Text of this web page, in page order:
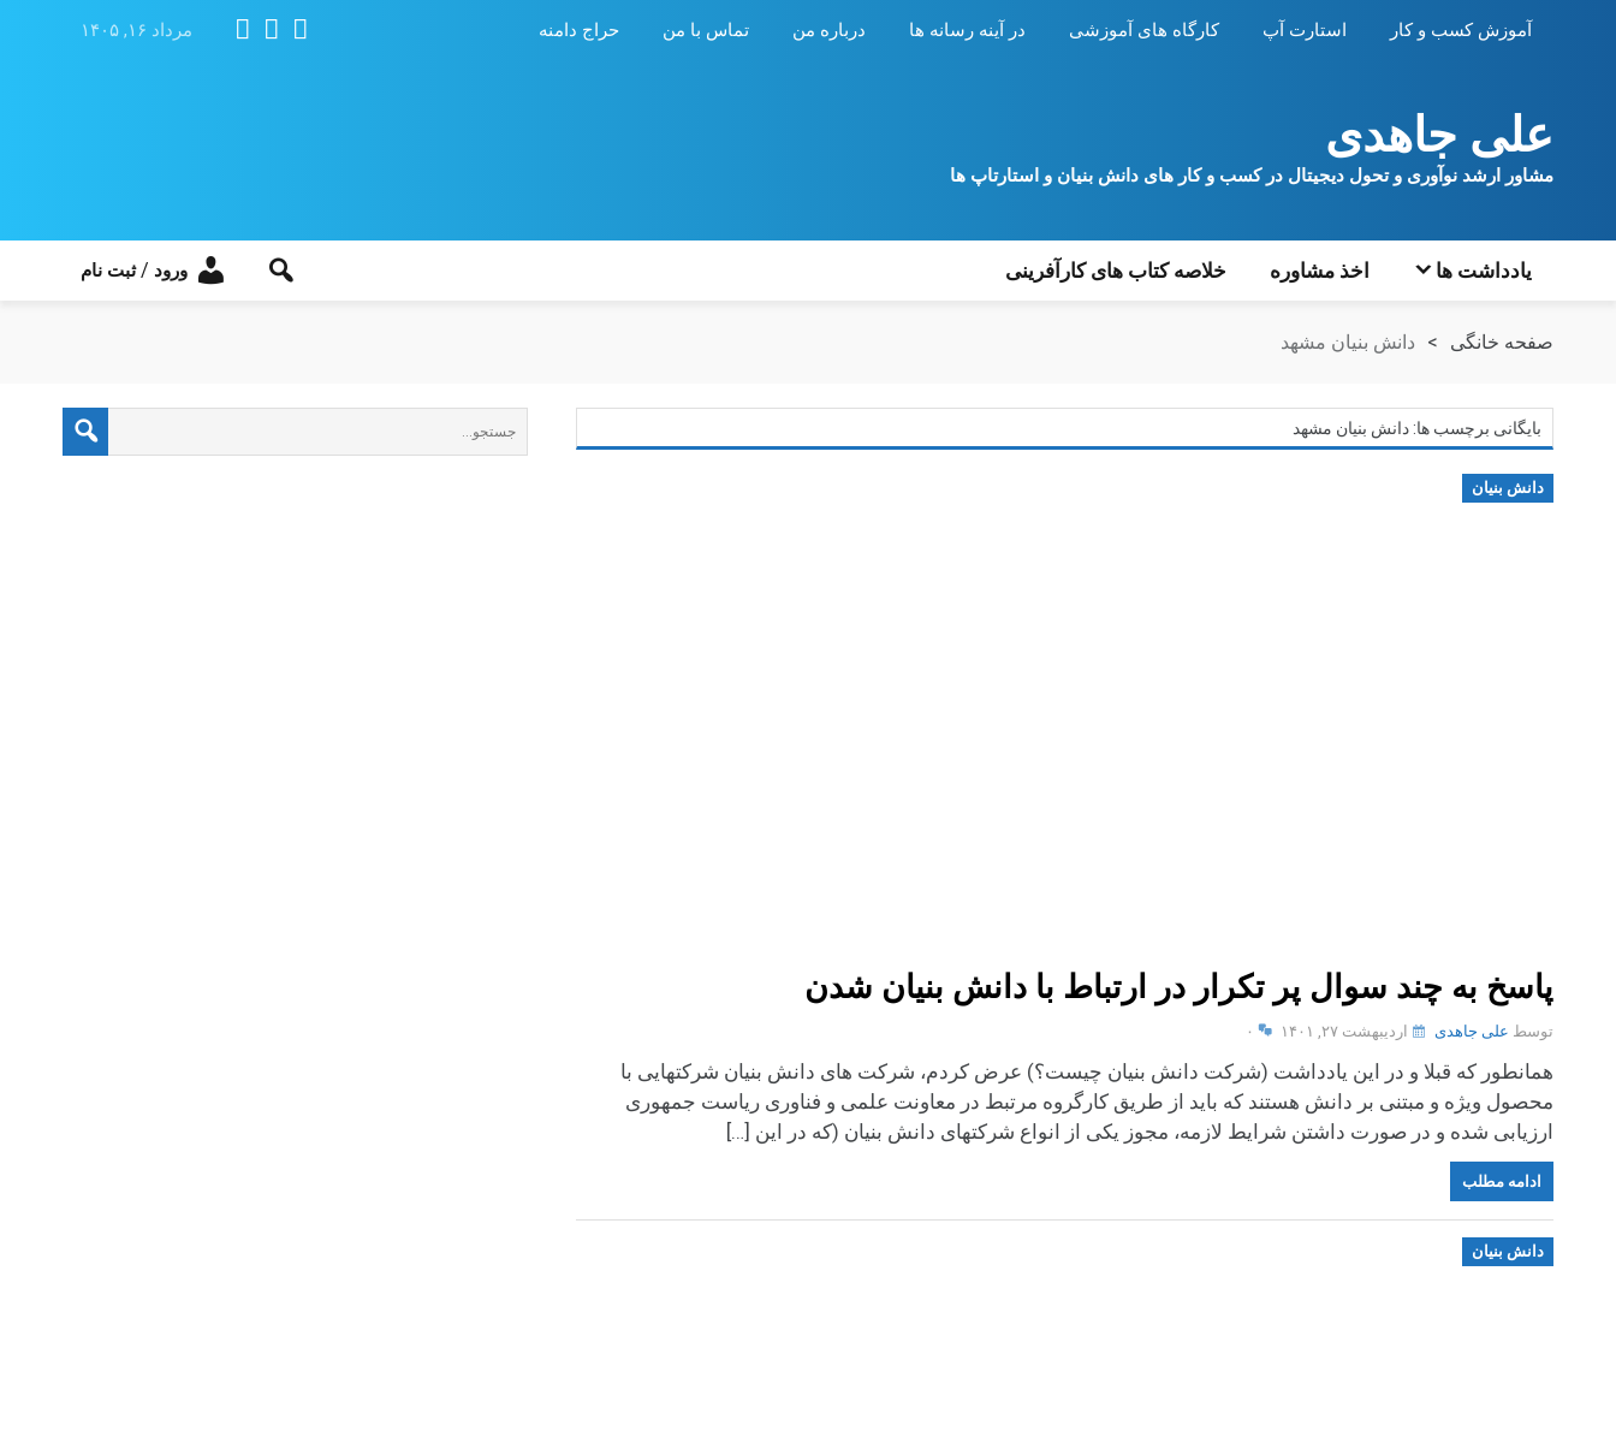
آموزش کسب و کار استارت آپ کارگاه های آموزشی در آینه رسانه ها درباره من تماس با من حراج دامنه مرداد ۱۶, ۱۴۰۵
علی جاهدی
مشاور ارشد نوآوری و تحول دیجیتال در کسب و کار های دانش بنیان و استارتاپ ها
یادداشت ها اخذ مشاوره خلاصه کتاب های کارآفرینی ورود /ثبت نام
صفحه خانگی > دانش بنیان مشهد
بایگانی برچسب ها: دانش بنیان مشهد
دانش بنیان
پاسخ به چند سوال پر تکرار در ارتباط با دانش بنیان شدن
توسط علی جاهدی اردیبهشت ۲۷, ۱۴۰۱ ۰
همانطور که قبلا و در این یادداشت (شرکت دانش بنیان چیست؟) عرض کردم، شرکت های دانش بنیان شرکتهایی با
محصول ویژه و مبتنی بر دانش هستند که باید از طریق کارگروه مرتبط در معاونت علمی و فناوری ریاست جمهوری
ارزیابی شده و در صورت داشتن شرایط لازمه، مجوز یکی از انواع شرکتهای دانش بنیان (که در این […]
ادامه مطلب
دانش بنیان